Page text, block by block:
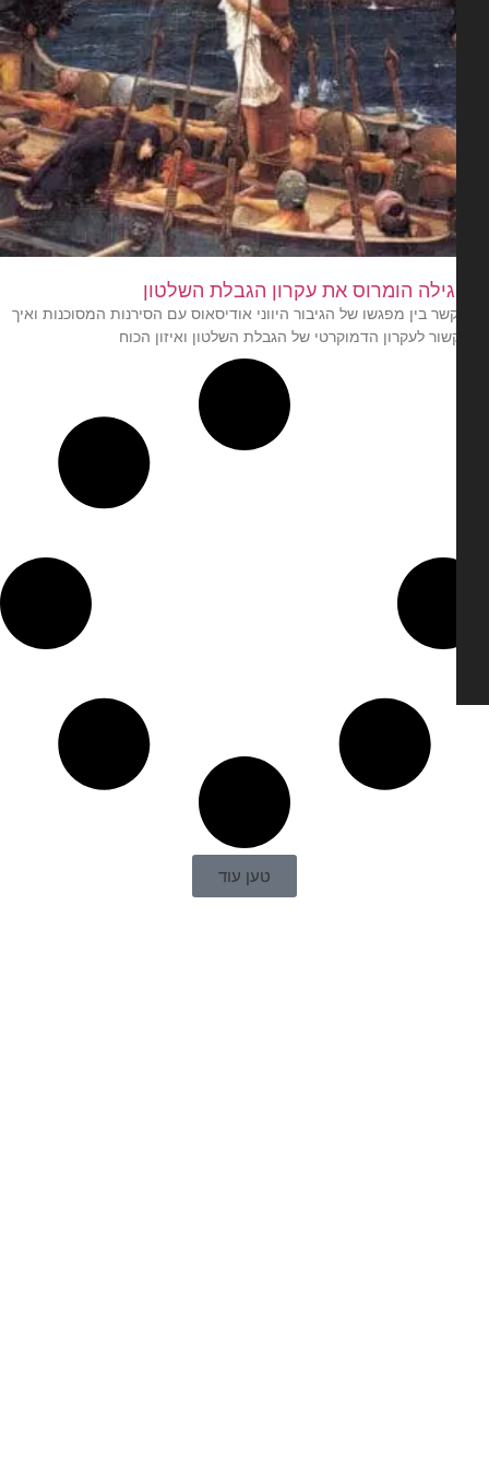
הומרוס את עקרון הגבלת השלטון
בין מפגשו של הגיבור היווני אודיסאוס עם הסירנות המסוכנות ואיך
לעקרון הדמוקרטי של הגבלת השלטון ואיזון הכוח
טען עוד